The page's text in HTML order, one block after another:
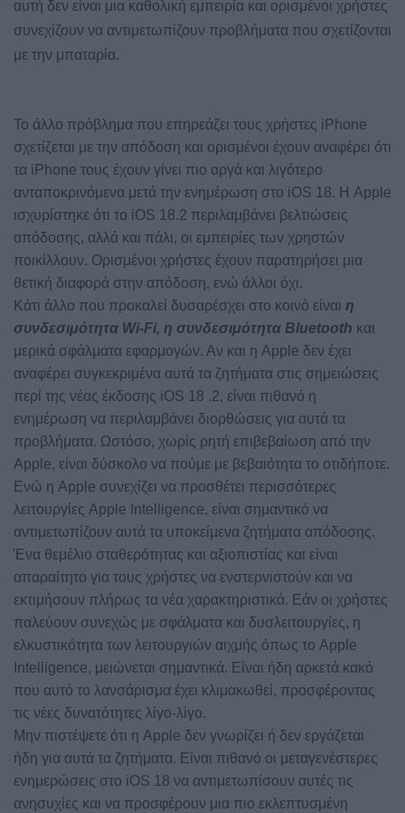
αυτή δεν είναι μια καθολική εμπειρία και ορισμένοι χρήστες
συνεχίζουν να αντιμετωπίζουν προβλήματα που σχετίζονται
με την μπαταρία.
Το άλλο πρόβλημα που επηρεάζει τους χρήστες iPhone
σχετίζεται με την απόδοση και ορισμένοι έχουν αναφέρει ότι
τα iPhone τους έχουν γίνει πιο αργά και λιγότερο
ανταποκρινόμενα μετά την ενημέρωση στο iOS 18. Η Apple
ισχυρίστηκε ότι το iOS 18.2 περιλαμβάνει βελτιώσεις
απόδοσης, αλλά και πάλι, οι εμπειρίες των χρηστών
ποικίλλουν. Ορισμένοι χρήστες έχουν παρατηρήσει μια
θετική διαφορά στην απόδοση, ενώ άλλοι όχι.
Κάτι άλλο που προκαλεί δυσαρέσχει στο κοινό είναι η
συνδεσιμότητα Wi-Fi, η συνδεσιμότητα Bluetooth και
μερικά σφάλματα εφαρμογών. Αν και η Apple δεν έχει
αναφέρει συγκεκριμένα αυτά τα ζητήματα στις σημειώσεις
περί της νέας έκδοσης iOS 18 .2, είναι πιθανό η
ενημέρωση να περιλαμβάνει διορθώσεις για αυτά τα
προβλήματα. Ωστόσο, χωρίς ρητή επιβεβαίωση από την
Apple, είναι δύσκολο να πούμε με βεβαιότητα το οτιδήποτε.
Ενώ η Apple συνεχίζει να προσθέτει περισσότερες
λειτουργίες Apple Intelligence, είναι σημαντικό να
αντιμετωπίζουν αυτά τα υποκείμενα ζητήματα απόδοσης.
Ένα θεμέλιο σταθερότητας και αξιοπιστίας και είναι
απαραίτητο για τους χρήστες να ενστερνιστούν και να
εκτιμήσουν πλήρως τα νέα χαρακτηριστικά. Εάν οι χρήστες
παλεύουν συνεχώς με σφάλματα και δυσλειτουργίες, η
ελκυστικότητα των λειτουργιών αιχμής όπως το Apple
Intelligence, μειώνεται σημαντικά. Είναι ήδη αρκετά κακό
που αυτό το λανσάρισμα έχει κλιμακωθεί, προσφέροντας
τις νέες δυνατότητες λίγο-λίγο.
Μην πιστέψετε ότι η Apple δεν γνωρίζει ή δεν εργάζεται
ήδη για αυτά τα ζητήματα. Είναι πιθανό οι μεταγενέστερες
ενημερώσεις στο iOS 18 να αντιμετωπίσουν αυτές τις
ανησυχίες και να προσφέρουν μια πιο εκλεπτυσμένη